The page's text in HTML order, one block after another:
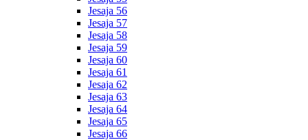
Jesaja 56
Jesaja 57
Jesaja 58
Jesaja 59
Jesaja 60
Jesaja 61
Jesaja 62
Jesaja 63
Jesaja 64
Jesaja 65
Jesaja 66